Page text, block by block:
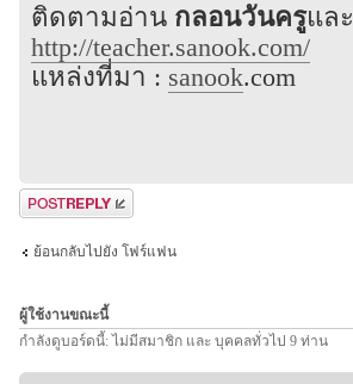
ติดตามอ่าน กลอนวันครูและ
http://teacher.sanook.com/
แหล่งที่มา : sanook.com
ตอบกระทู้
ย้อนกลับไปยัง โฟร์แฟน
ผู้ใช้งานขณะนี้
กำลังดูบอร์ดนี้: ไม่มีสมาชิก และ บุคคลทั่วไป 9 ท่าน